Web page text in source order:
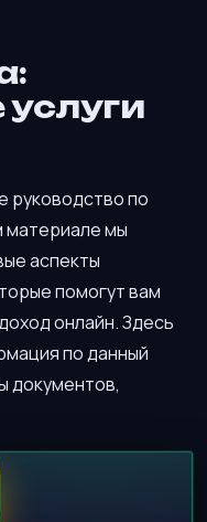
руководство по
материале мы
аспекты
помогут вам
онлайн. Здесь
по данный
документов,